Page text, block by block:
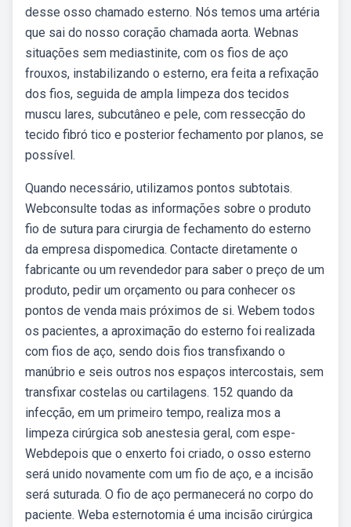
desse osso chamado esterno. Nós temos uma artéria
que sai do nosso coração chamada aorta. Webnas
situações sem mediastinite, com os fios de aço
frouxos, instabilizando o esterno, era feita a refixação
dos fios, seguida de ampla limpeza dos tecidos
muscu­ lares, subcutâneo e pele, com ressecção do
tecido fibró­ tico e posterior fechamento por planos, se
possível.
Quando necessário, utilizamos pontos subtotais.
Webconsulte todas as informações sobre o produto
fio de sutura para cirurgia de fechamento do esterno
da empresa dispomedica. Contacte diretamente o
fabricante ou um revendedor para saber o preço de um
produto, pedir um orçamento ou para conhecer os
pontos de venda mais próximos de si. Webem todos
os pacientes, a aproximação do esterno foi realizada
com fios de aço, sendo dois fios transfixando o
manúbrio e seis outros nos espaços intercostais, sem
transfixar costelas ou cartilagens. 152 quando da
infecção, em um primeiro tempo, realiza­ mos a
limpeza cirúrgica sob anestesia geral, com espe­
Webdepois que o enxerto foi criado, o osso esterno
será unido novamente com um fio de aço, e a incisão
será suturada. O fio de aço permanecerá no corpo do
paciente. Weba esternotomia é uma incisão cirúrgica